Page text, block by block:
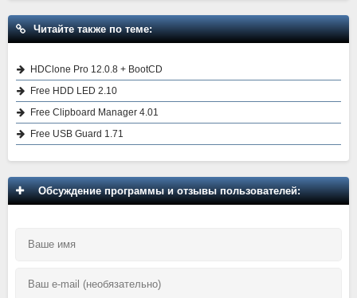
Читайте также по теме:
HDClone Pro 12.0.8 + BootCD
Free HDD LED 2.10
Free Clipboard Manager 4.01
Free USB Guard 1.71
Обсуждение программы и отзывы пользователей: